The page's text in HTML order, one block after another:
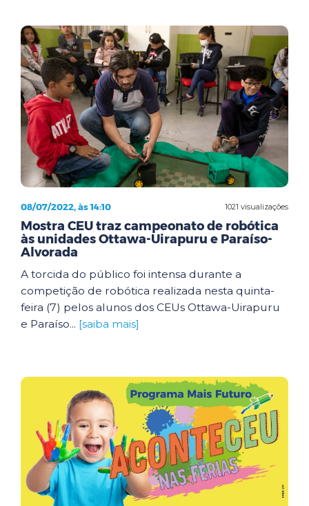
1021 visualizações
08/07/2022, às 14:10
Mostra CEU traz campeonato de robótica
às unidades Ottawa-Uirapuru e Paraíso-
Alvorada
A torcida do público foi intensa durante a
competição de robótica realizada nesta quinta-
feira (7) pelos alunos dos CEUs Ottawa-Uirapuru
e Paraíso... [saiba mais]